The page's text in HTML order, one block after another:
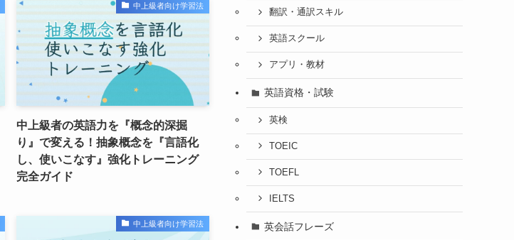
中上級者向け学習法
中上級者の英語力を『概念的深掘
り』で変える！抽象概念を『言語化
し、使いこなす』強化トレーニング
完全ガイド
中上級者向け学習法
翻訳・通訳スキル
英語スクール
アプリ・教材
英語資格・試験
英検
TOEIC
TOEFL
IELTS
英会話フレーズ